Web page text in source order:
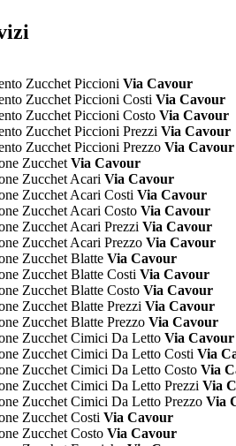
Zucchet Piccioni Via Cavour
Zucchet Piccioni Costi Via Cavour
Zucchet Piccioni Costo Via Cavour
Zucchet Piccioni Prezzi Via Cavour
Zucchet Piccioni Prezzo Via Cavour
Zucchet Via Cavour
Zucchet Acari Via Cavour
Zucchet Acari Costi Via Cavour
Zucchet Acari Costo Via Cavour
Zucchet Acari Prezzi Via Cavour
Zucchet Acari Prezzo Via Cavour
Zucchet Blatte Via Cavour
Zucchet Blatte Costi Via Cavour
Zucchet Blatte Costo Via Cavour
Zucchet Blatte Prezzi Via Cavour
Zucchet Blatte Prezzo Via Cavour
Zucchet Cimici Da Letto Via Cavour
Zucchet Cimici Da Letto Costi Via
Zucchet Cimici Da Letto Costo Via
Zucchet Cimici Da Letto Prezzi Via
Zucchet Cimici Da Letto Prezzo Via
Zucchet Costi Via Cavour
Zucchet Costo Via Cavour